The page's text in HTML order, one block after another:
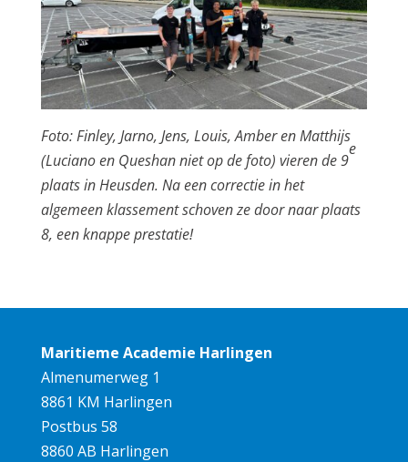
Foto: Finley, Jarno, Jens, Louis, Amber en Matthijs
(Luciano en Queshan niet op de foto) vieren de 9
e
plaats in Heusden. Na een correctie in het
algemeen klassement schoven ze door naar plaats
8, een knappe prestatie!
Maritieme Academie Harlingen
Almenumerweg 1
8861 KM Harlingen
Postbus 58
8860 AB Harlingen